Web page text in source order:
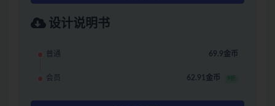
设计说明书
普通 69.9金币
会员 62.91金币 9折